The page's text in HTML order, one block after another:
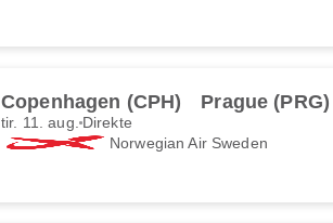
Copenhagen (CPH) Prague (PRG)
tir. 11. aug. Direkte
Norwegian Air Sweden